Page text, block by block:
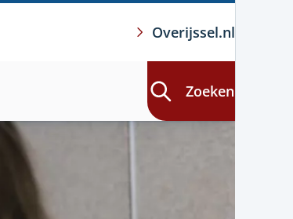
Overijssel.nl
Zoeken